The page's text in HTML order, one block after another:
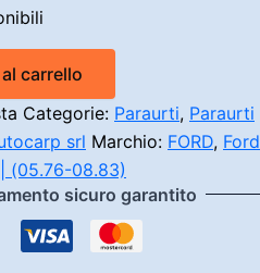
carrello
Categorie: Paraurti, Paraurti
srl Marchio: FORD, Ford
(05.76-08.83)
sicuro garantito